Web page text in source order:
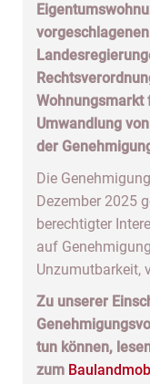
Wohnungsmarkt
Umwandlung
der
Die
Dezember 2025
berechtigter
auf
Unzumutbarkeit,
Zu unserer
tun können,
zum